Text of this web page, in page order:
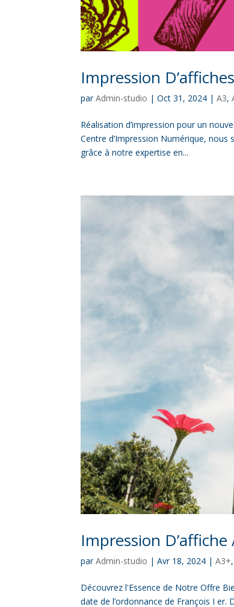
Impression
parAdmin-studio |Oct 31, 2024 |A3,
Réalisation d’impression pour un
Centre d’Impression Numérique,
grâce à notre expertise en...
Impression
parAdmin-studio |Avr 18, 2024 |A3+
Découvrez l'Essence de Notre Offre
date de l’ordonnance de François I er.